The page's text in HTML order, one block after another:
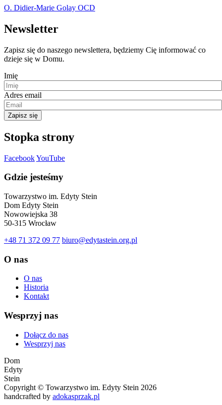
O. Didier-Marie Golay OCD
Newsletter
Zapisz się do naszego newslettera, będziemy Cię informować co
dzieje się w Domu.
Imię
Adres email
Zapisz się
Stopka strony
FacebookYouTube
Gdzie jesteśmy
Towarzystwo im. Edyty Stein
Dom Edyty Stein
Nowowiejska 38
50-315 Wrocław
+48 71 372 09 77 biuro@edytastein.org.pl
O nas
O nas
Historia
Kontakt
Wesprzyj nas
Dołącz do nas
Wesprzyj nas
Dom
Edyty
Stein
Copyright © Towarzystwo im. Edyty Stein 2026
handcrafted by adokasprzak.pl